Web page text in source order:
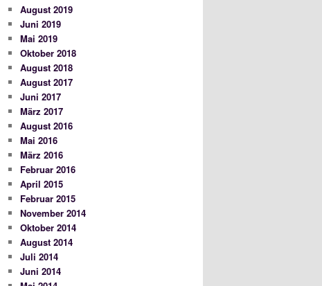
August 2019
Juni 2019
Mai 2019
Oktober 2018
August 2018
August 2017
Juni 2017
März 2017
August 2016
Mai 2016
März 2016
Februar 2016
April 2015
Februar 2015
November 2014
Oktober 2014
August 2014
Juli 2014
Juni 2014